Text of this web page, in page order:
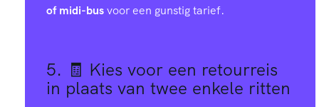
of midi-busvoor een gunstig tarief.
5. 🧾 Kies voor een retourreis
in plaats van twee enkele ritten